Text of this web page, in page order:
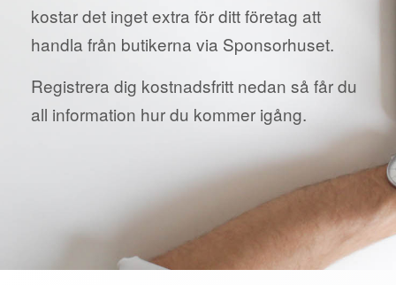
kostar det inget extra för ditt företag att
handla från butikerna via Sponsorhuset.
Registrera dig kostnadsfritt nedan så får du
all information hur du kommer igång.